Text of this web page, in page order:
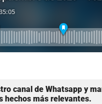
canal de Whatsapp y
hechos más relevantes.